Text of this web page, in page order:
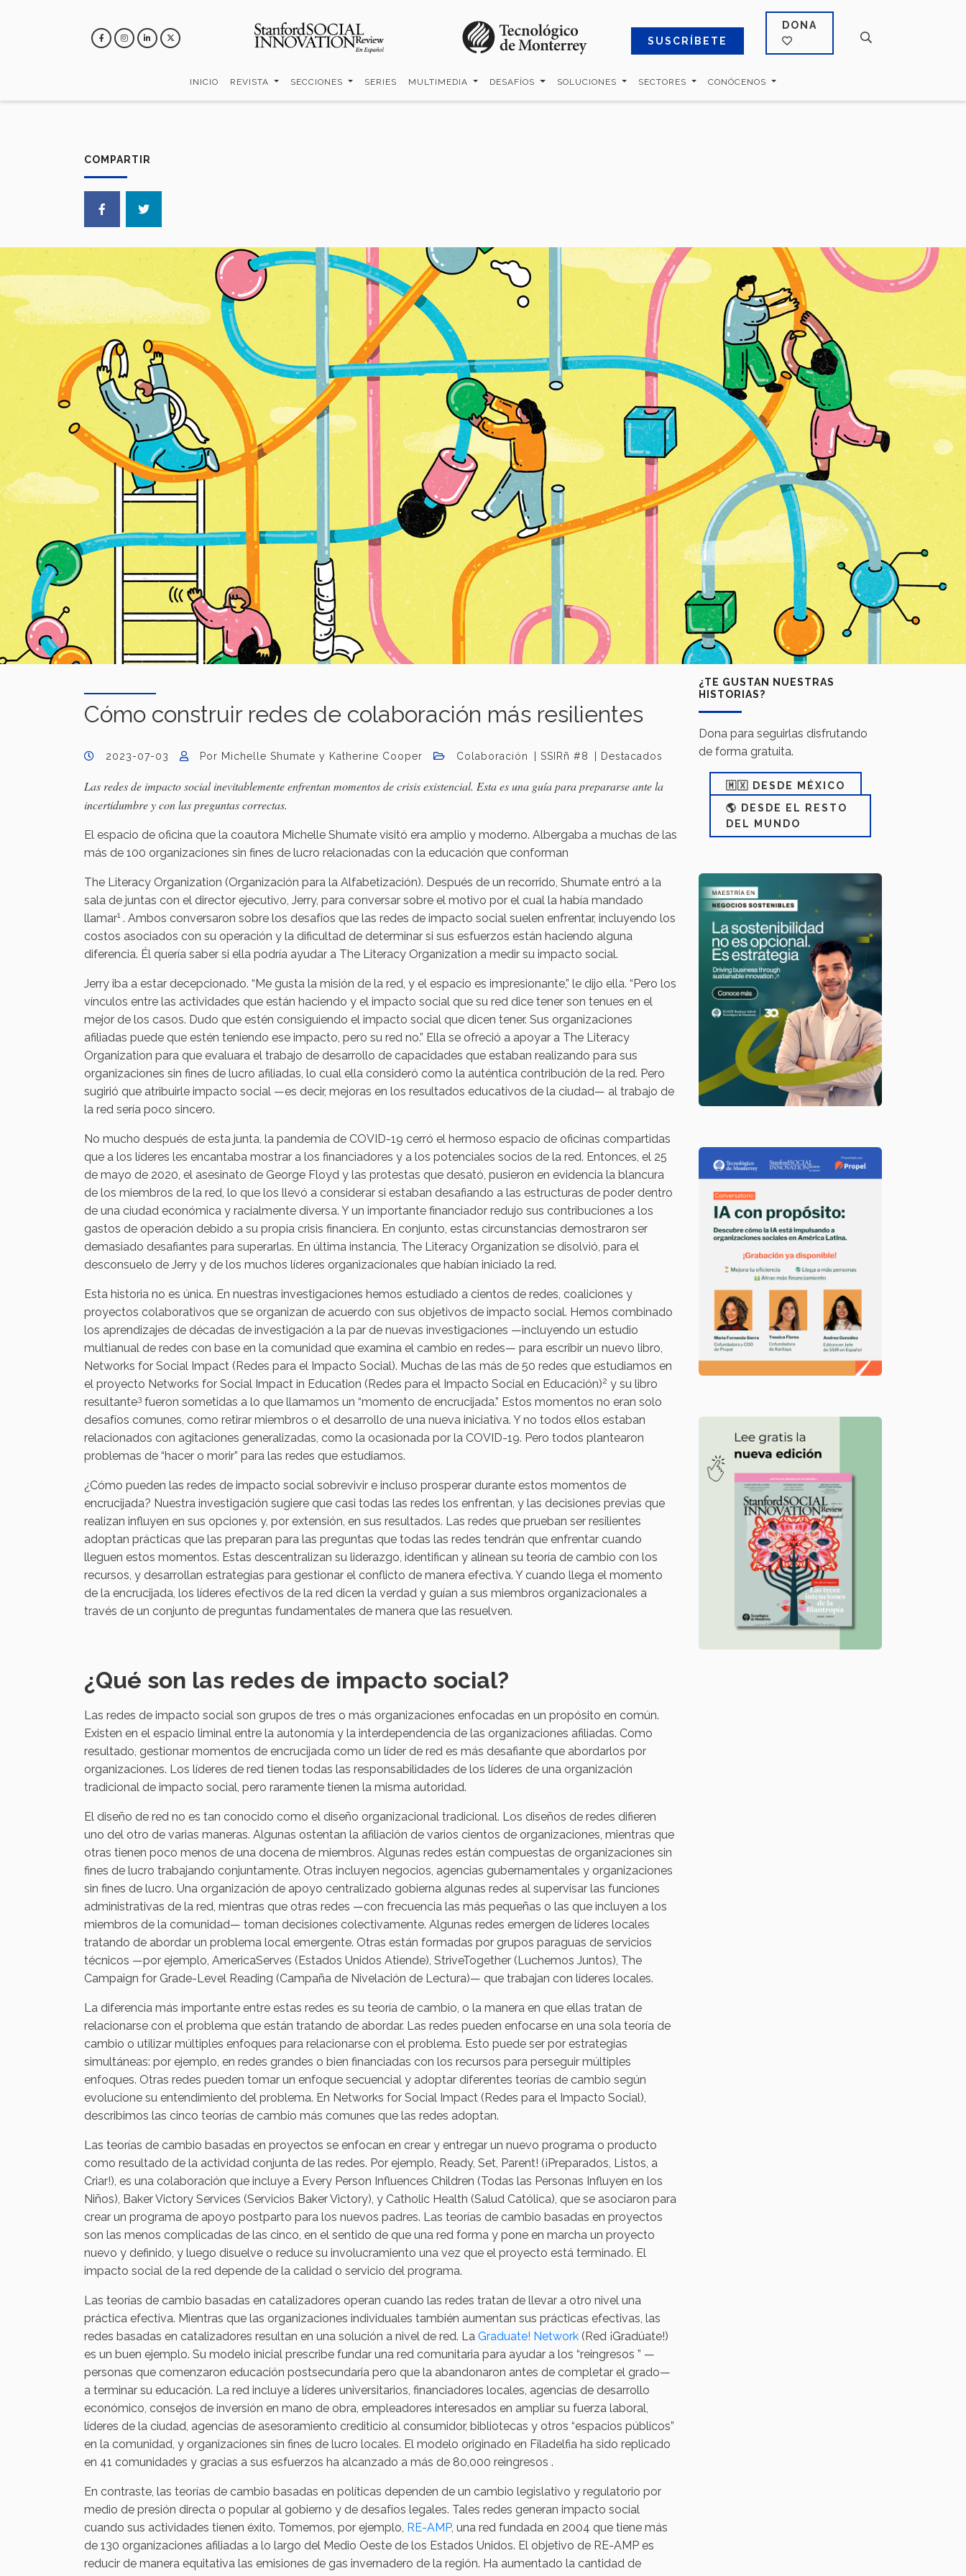
SUSCRÍBETE
DONA
INICIO REVISTA SECCIONES SERIES MULTIMEDIA DESAFÍOS SOLUCIONES SECTORES CONÓCENOS
COMPARTIR
Cómo construir redes de colaboración más resilientes
2023-07-03 Por Michelle Shumate y Katherine Cooper Colaboración SSIRñ #8 Destacados
Las redes de impacto social inevitablemente enfrentan momentos de crisis existencial. Esta es una guía para prepararse ante la
incertidumbre y con las preguntas correctas.
El espacio de oficina que la coautora Michelle Shumate visitó era amplio y moderno. Albergaba a muchas de las
más de 100 organizaciones sin fines de lucro relacionadas con la educación que conforman
The Literacy Organization (Organización para la Alfabetización). Después de un recorrido, Shumate entró a la
sala de juntas con el director ejecutivo, Jerry, para conversar sobre el motivo por el cual la había mandado
llamar1 . Ambos conversaron sobre los desafíos que las redes de impacto social suelen enfrentar, incluyendo los
costos asociados con su operación y la dificultad de determinar si sus esfuerzos están haciendo alguna
diferencia. Él quería saber si ella podría ayudar a The Literacy Organization a medir su impacto social.
Jerry iba a estar decepcionado. “Me gusta la misión de la red, y el espacio es impresionante,” le dijo ella. “Pero los
vínculos entre las actividades que están haciendo y el impacto social que su red dice tener son tenues en el
mejor de los casos. Dudo que estén consiguiendo el impacto social que dicen tener. Sus organizaciones
afiliadas puede que estén teniendo ese impacto, pero su red no.” Ella se ofreció a apoyar a The Literacy
Organization para que evaluara el trabajo de desarrollo de capacidades que estaban realizando para sus
organizaciones sin fines de lucro afiliadas, lo cual ella consideró como la auténtica contribución de la red. Pero
sugirió que atribuirle impacto social —es decir, mejoras en los resultados educativos de la ciudad— al trabajo de
la red sería poco sincero.
No mucho después de esta junta, la pandemia de COVID-19 cerró el hermoso espacio de oficinas compartidas
que a los líderes les encantaba mostrar a los financiadores y a los potenciales socios de la red. Entonces, el 25
de mayo de 2020, el asesinato de George Floyd y las protestas que desató, pusieron en evidencia la blancura
de los miembros de la red, lo que los llevó a considerar si estaban desafiando a las estructuras de poder dentro
de una ciudad económica y racialmente diversa. Y un importante financiador redujo sus contribuciones a los
gastos de operación debido a su propia crisis financiera. En conjunto, estas circunstancias demostraron ser
demasiado desafiantes para superarlas. En última instancia, The Literacy Organization se disolvió, para el
desconsuelo de Jerry y de los muchos líderes organizacionales que habían iniciado la red.
Esta historia no es única. En nuestras investigaciones hemos estudiado a cientos de redes, coaliciones y
proyectos colaborativos que se organizan de acuerdo con sus objetivos de impacto social. Hemos combinado
los aprendizajes de décadas de investigación a la par de nuevas investigaciones —incluyendo un estudio
multianual de redes con base en la comunidad que examina el cambio en redes— para escribir un nuevo libro,
Networks for Social Impact (Redes para el Impacto Social). Muchas de las más de 50 redes que estudiamos en
el proyecto Networks for Social Impact in Education (Redes para el Impacto Social en Educación)2 y su libro
resultante3 fueron sometidas a lo que llamamos un “momento de encrucijada.” Estos momentos no eran solo
desafíos comunes, como retirar miembros o el desarrollo de una nueva iniciativa. Y no todos ellos estaban
relacionados con agitaciones generalizadas, como la ocasionada por la COVID-19. Pero todos plantearon
problemas de “hacer o morir” para las redes que estudiamos.
¿Cómo pueden las redes de impacto social sobrevivir e incluso prosperar durante estos momentos de
encrucijada? Nuestra investigación sugiere que casi todas las redes los enfrentan, y las decisiones previas que
realizan influyen en sus opciones y, por extensión, en sus resultados. Las redes que prueban ser resilientes
adoptan prácticas que las preparan para las preguntas que todas las redes tendrán que enfrentar cuando
lleguen estos momentos. Estas descentralizan su liderazgo, identifican y alinean su teoría de cambio con los
recursos, y desarrollan estrategias para gestionar el conflicto de manera efectiva. Y cuando llega el momento
de la encrucijada, los líderes efectivos de la red dicen la verdad y guían a sus miembros organizacionales a
través de un conjunto de preguntas fundamentales de manera que las resuelven.
¿Qué son las redes de impacto social?
Las redes de impacto social son grupos de tres o más organizaciones enfocadas en un propósito en común.
Existen en el espacio liminal entre la autonomía y la interdependencia de las organizaciones afiliadas. Como
resultado, gestionar momentos de encrucijada como un líder de red es más desafiante que abordarlos por
organizaciones. Los líderes de red tienen todas las responsabilidades de los líderes de una organización
tradicional de impacto social, pero raramente tienen la misma autoridad.
El diseño de red no es tan conocido como el diseño organizacional tradicional. Los diseños de redes difieren
uno del otro de varias maneras. Algunas ostentan la afiliación de varios cientos de organizaciones, mientras que
otras tienen poco menos de una docena de miembros. Algunas redes están compuestas de organizaciones sin
fines de lucro trabajando conjuntamente. Otras incluyen negocios, agencias gubernamentales y organizaciones
sin fines de lucro. Una organización de apoyo centralizado gobierna algunas redes al supervisar las funciones
administrativas de la red, mientras que otras redes —con frecuencia las más pequeñas o las que incluyen a los
miembros de la comunidad— toman decisiones colectivamente. Algunas redes emergen de líderes locales
tratando de abordar un problema local emergente. Otras están formadas por grupos paraguas de servicios
técnicos —por ejemplo, AmericaServes (Estados Unidos Atiende), StriveTogether (Luchemos Juntos), The
Campaign for Grade-Level Reading (Campaña de Nivelación de Lectura)— que trabajan con líderes locales.
La diferencia más importante entre estas redes es su teoría de cambio, o la manera en que ellas tratan de
relacionarse con el problema que están tratando de abordar. Las redes pueden enfocarse en una sola teoría de
cambio o utilizar múltiples enfoques para relacionarse con el problema. Esto puede ser por estrategias
simultáneas: por ejemplo, en redes grandes o bien financiadas con los recursos para perseguir múltiples
enfoques. Otras redes pueden tomar un enfoque secuencial y adoptar diferentes teorías de cambio según
evolucione su entendimiento del problema. En Networks for Social Impact (Redes para el Impacto Social),
describimos las cinco teorías de cambio más comunes que las redes adoptan.
Las teorías de cambio basadas en proyectos se enfocan en crear y entregar un nuevo programa o producto
como resultado de la actividad conjunta de las redes. Por ejemplo, Ready, Set, Parent! (¡Preparados, Listos, a
Criar!), es una colaboración que incluye a Every Person Influences Children (Todas las Personas Influyen en los
Niños), Baker Victory Services (Servicios Baker Victory), y Catholic Health (Salud Católica), que se asociaron para
crear un programa de apoyo postparto para los nuevos padres. Las teorías de cambio basadas en proyectos
son las menos complicadas de las cinco, en el sentido de que una red forma y pone en marcha un proyecto
nuevo y definido, y luego disuelve o reduce su involucramiento una vez que el proyecto está terminado. El
impacto social de la red depende de la calidad o servicio del programa.
Las teorías de cambio basadas en catalizadores operan cuando las redes tratan de llevar a otro nivel una
práctica efectiva. Mientras que las organizaciones individuales también aumentan sus prácticas efectivas, las
redes basadas en catalizadores resultan en una solución a nivel de red. La Graduate! Network (Red ¡Gradúate!)
es un buen ejemplo. Su modelo inicial prescribe fundar una red comunitaria para ayudar a los “reingresos ” —
personas que comenzaron educación postsecundaria pero que la abandonaron antes de completar el grado—
a terminar su educación. La red incluye a líderes universitarios, financiadores locales, agencias de desarrollo
económico, consejos de inversión en mano de obra, empleadores interesados en ampliar su fuerza laboral,
líderes de la ciudad, agencias de asesoramiento crediticio al consumidor, bibliotecas y otros “espacios públicos”
en la comunidad, y organizaciones sin fines de lucro locales. El modelo originado en Filadelfia ha sido replicado
en 41 comunidades y gracias a sus esfuerzos ha alcanzado a más de 80,000 reingresos .
En contraste, las teorías de cambio basadas en políticas dependen de un cambio legislativo y regulatorio por
medio de presión directa o popular al gobierno y de desafíos legales. Tales redes generan impacto social
cuando sus actividades tienen éxito. Tomemos, por ejemplo, RE-AMP, una red fundada en 2004 que tiene más
de 130 organizaciones afiliadas a lo largo del Medio Oeste de los Estados Unidos. El objetivo de RE-AMP es
reducir de manera equitativa las emisiones de gas invernadero de la región. Ha aumentado la cantidad de
¿TE GUSTAN NUESTRAS
HISTORIAS?
Dona para seguirlas disfrutando
de forma gratuita.
🇲🇽 DESDE MÉXICO
🌎 DESDE EL RESTO
DEL MUNDO